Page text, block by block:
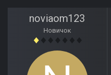
noviaom123
Новичок